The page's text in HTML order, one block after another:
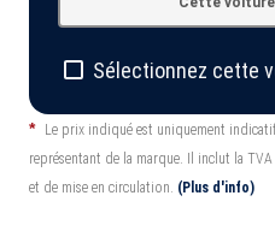
Sélectionnez cette
*
Le prix indiqué est uniquement
représentant de la marque. Il inclut la
et de mise en circulation. (Plus d'info)